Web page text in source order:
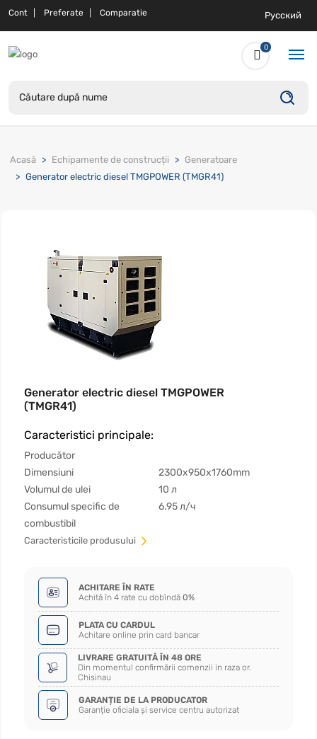
Cont Preferate Comparatie Русский
0
Acasă Echipamente de construcții
Generatoare
Generator electric diesel TMGPOWER (TMGR41)
Generator electric diesel TMGPOWER
(TMGR41)
Caracteristici principale:
Producător
Dimensiuni
2300x950x1760mm
Volumul de ulei
10 л
Consumul specific de
combustibil
6.95 л/ч
Сaracteristicile produsului
ACHITARE ÎN RATE
Achită în 4 rate cu dobîndă 0%
PLATA CU CARDUL
Achitare online prin card bancar
LIVRARE GRATUITĂ ÎN 48 ORE
Din momentul confirmării comenzii in raza or.
Chisinau
GARANȚIE DE LA PRODUCATOR
Garanție oficiala și service centru autorizat